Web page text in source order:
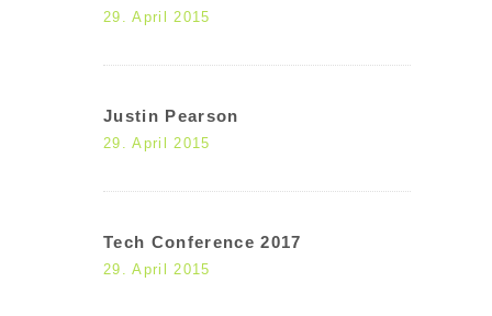
29. April 2015
Justin Pearson
29. April 2015
Tech Conference 2017
29. April 2015